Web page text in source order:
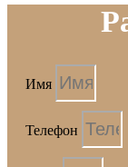
Имя
Телефон